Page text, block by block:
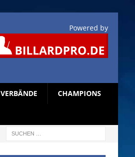
Powered by
VERBÄNDE CHAMPIONS